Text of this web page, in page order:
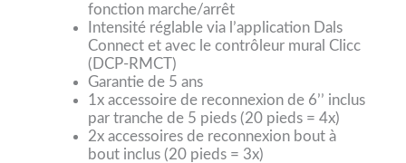
fonction marche/arrêt
Intensité réglable via l’application Dals
Connect et avec le contrôleur mural Clicc
(DCP-RMCT)
Garantie de 5 ans
1x accessoire de reconnexion de 6’’ inclus
par tranche de 5 pieds (20 pieds = 4x)
2x accessoires de reconnexion bout à
bout inclus (20 pieds = 3x)